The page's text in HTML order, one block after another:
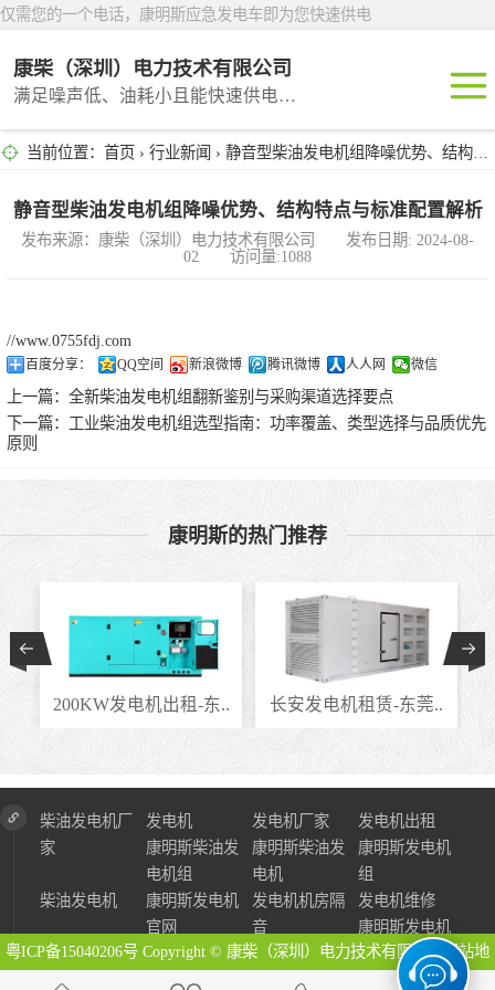
仅需您的一个电话，康明斯应急发电车即为您快速供电
康柴（深圳）电力技术有限公司
满足噪声低、油耗小且能快速供电的租赁产品
当前位置： 首页 › 行业新闻 › 静音型柴油发电机组降噪优势、结构特点与标准配置解析
静音型柴油发电机组降噪优势、结构特点与标准配置解析
发布来源：康柴（深圳）电力技术有限公司 发布日期: 2024-08-
02 访问量:1088
//www.0755fdj.com
百度分享： QQ空间 新浪微博 腾讯微博 人人网 微信
上一篇： 全新柴油发电机组翻新鉴别与采购渠道选择要点
下一篇： 工业柴油发电机组选型指南：功率覆盖、类型选择与品质优先
原则
康明斯的热门推荐
200KW发电机出租-东.. 长安发电机租赁-东莞..
柴油发电机厂
家
发电机 发电机厂家
发电机出租
康明斯柴油发
电机组
康明斯柴油发
电机
康明斯发电机
组
柴油发电机
康明斯发电机
官网
发电机机房隔
音
发电机维修
康明斯发电机
粤ICP备15040206号 Copyright © 康柴（深圳）电力技术有限公司 网站地
深圳租赁
东莞租赁
汕头租赁